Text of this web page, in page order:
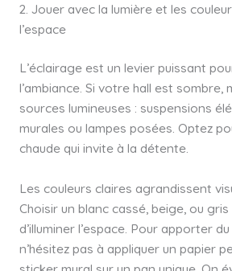
2. Jouer avec la lumière et les
l’espace
L’éclairage est un levier puissant
l’ambiance. Si votre hall est sombre,
sources lumineuses : suspensions
murales ou lampes posées. Optez
chaude qui invite à la détente.
Les couleurs claires agrandissent
Choisir un blanc cassé, beige, ou
d’illuminer l’espace. Pour apporter
n’hésitez pas à appliquer un papier